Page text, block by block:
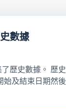
數據
歷史數據。 歷
始及結束日期然